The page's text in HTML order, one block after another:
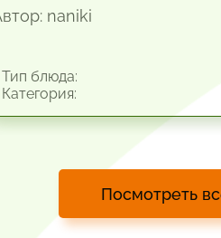
naniki
блюда:
Посмотреть